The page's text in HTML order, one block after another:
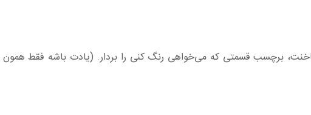
برچسب قسمتی که می‌خواهی رنگ کنی را بردار. (یادت باشه فقط